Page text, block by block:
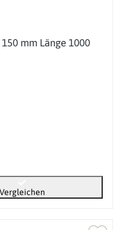
mm Länge 1000
Vergleichen